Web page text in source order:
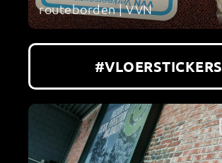
routeborden | VVN
#VLOERSTICKERS